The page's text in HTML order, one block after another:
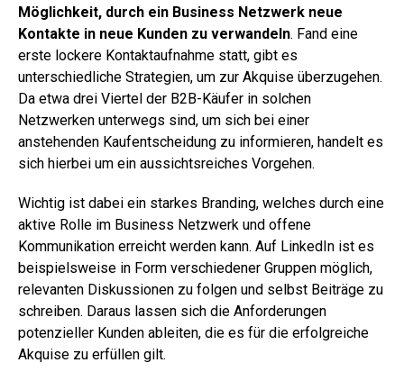
Möglichkeit, durch ein Business Netzwerk neue
Kontakte in neue Kunden zu verwandeln. Fand eine
erste lockere Kontaktaufnahme statt, gibt es
unterschiedliche Strategien, um zur Akquise überzugehen.
Da etwa drei Viertel der B2B-Käufer in solchen
Netzwerken unterwegs sind, um sich bei einer
anstehenden Kaufentscheidung zu informieren, handelt es
sich hierbei um ein aussichtsreiches Vorgehen.
Wichtig ist dabei ein starkes Branding, welches durch eine
aktive Rolle im Business Netzwerk und offene
Kommunikation erreicht werden kann. Auf LinkedIn ist es
beispielsweise in Form verschiedener Gruppen möglich,
relevanten Diskussionen zu folgen und selbst Beiträge zu
schreiben. Daraus lassen sich die Anforderungen
potenzieller Kunden ableiten, die es für die erfolgreiche
Akquise zu erfüllen gilt.